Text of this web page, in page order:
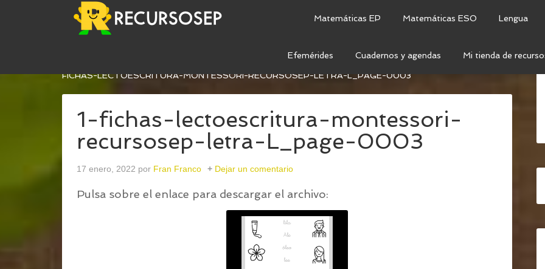
Matemáticas EP Matemáticas ESO Lengua
Efemérides Cuadernos y agendas Mi tienda de
FICHAS DE LECTOESCRITURA – LETRA L (LETRA LIGADA E IMPRENTA)
FICHAS-LECTOESCRITURA-MONTESSORI-RECURSOSEP-LETRA-L_PAGE-0003
1-fichas-lectoescritura-montessori-
recursosep-letra-L_page-0003
17 enero, 2022 por Fran Franco Dejar un comentario
Pulsa sobre el enlace para descargar el archivo: